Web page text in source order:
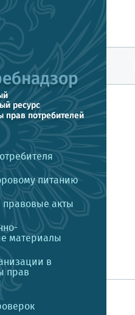
питанию
акты
материалы
в
прав